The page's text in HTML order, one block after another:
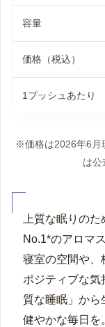
容量
価格（税込）
1プッシュあたり
※価格は2026年6月
は公
上質な眠りのた
No.1*のアロマ
寝室の空間や、
ポジティブな気
質な睡眠」から
健やかな毎日を